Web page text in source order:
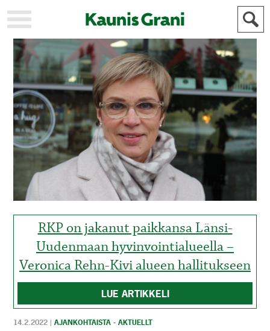
KAUPUNKI
STADEN
AJANKOHTAISTA
AKTUELLT
URHEILU
IDROTT
KULTTUURI
KULTUR
HISTORIA
HISTORIA
YLEINEN
ALLMÄN
MAINOSTAJILLE
FÖR
ANNONSÖRER
RKP on jakanut paikkansa Länsi-
Uudenmaan hyvinvointialueella –
Veronica Rehn-Kivi alueen hallitukseen
LUE ARTIKKELI
14.2.2022 |AJANKOHTAISTA - AKTUELLT